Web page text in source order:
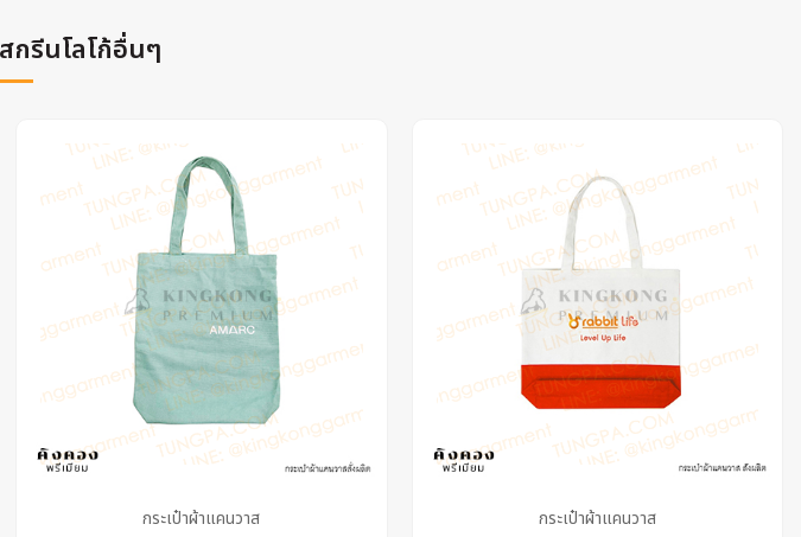
กรีนโลโก้อื่นๆ
กระเป๋าผ้าแคนวาส กระเป๋าผ้าแคนวาส